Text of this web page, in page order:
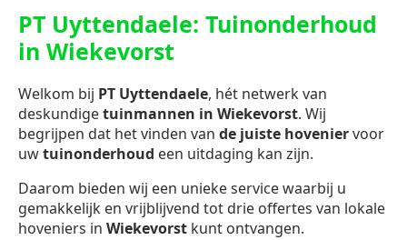
PT Uyttendaele: Tuinonderhoud
in Wiekevorst
Welkom bij PT Uyttendaele, hét netwerk van
deskundigetuinmannen in Wiekevorst. Wij
begrijpen dat het vinden van de juiste hoveniervoor
uwtuinonderhoud een uitdaging kan zijn.
Daarom bieden wij een unieke service waarbij u
gemakkelijk en vrijblijvend tot drie offertes van lokale
hoveniers in Wiekevorst kunt ontvangen.